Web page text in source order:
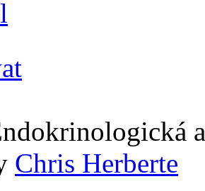
Chris Herberte